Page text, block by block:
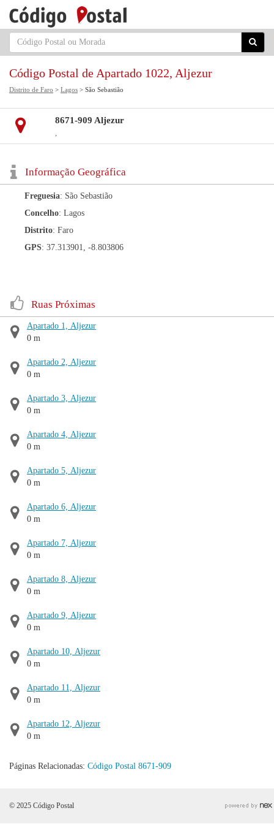
Código Postal de Apartado 1022, Aljezur
Distrito de Faro > Lagos > São Sebastião
8671-909 Aljezur
,
Informação Geográfica
Freguesia: São Sebastião
Concelho: Lagos
Distrito: Faro
GPS: 37.313901, -8.803806
Ruas Próximas
Apartado 1, Aljezur
0 m
Apartado 2, Aljezur
0 m
Apartado 3, Aljezur
0 m
Apartado 4, Aljezur
0 m
Apartado 5, Aljezur
0 m
Apartado 6, Aljezur
0 m
Apartado 7, Aljezur
0 m
Apartado 8, Aljezur
0 m
Apartado 9, Aljezur
0 m
Apartado 10, Aljezur
0 m
Apartado 11, Aljezur
0 m
Apartado 12, Aljezur
0 m
Páginas Relacionadas: Código Postal 8671-909
© 2025 Código Postal